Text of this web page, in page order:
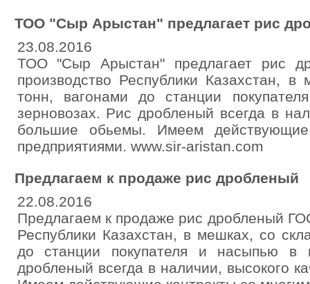
ТОО "Сыр Арыстан" предлагает рис
23.08.2016
ТОО "Сыр Арыстан" предлагает рис
производство Республики Казахстан,
тонн, вагонами до станции
зерновозах. Рис дробленый всегда в
большие обьемы. Имеем
предприятиями. www.sir-aristan.com
Предлагаем к продаже рис дробленый
22.08.2016
Предлагаем к продаже рис дробленый
Республики Казахстан, в мешках, со
до станции покупателя и насыпью в
дробленый всегда в наличии, высокого